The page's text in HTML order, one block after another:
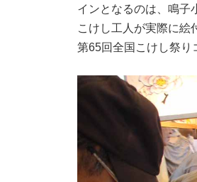
インとなるのは、鳴子
こけし工人が実際に絵
第65回全国こけし祭り